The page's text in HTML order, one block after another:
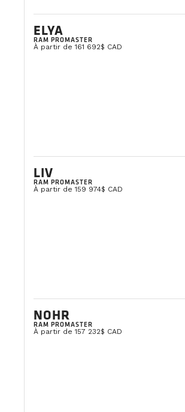
ELYA
RAM PROMASTER
À partir de 161 692$ CAD
LIV
RAM PROMASTER
À partir de 159 974$ CAD
NOHR
RAM PROMASTER
À partir de 157 232$ CAD